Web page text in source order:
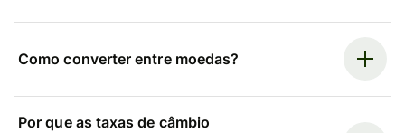
Como converter entre moedas?
Por que as taxas de câmbio